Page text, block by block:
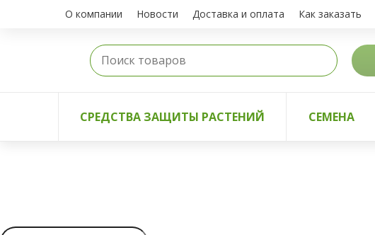
О компании Новости Доставка и оплата Как заказать
СРЕДСТВА ЗАЩИТЫ РАСТЕНИЙ СЕМЕНА